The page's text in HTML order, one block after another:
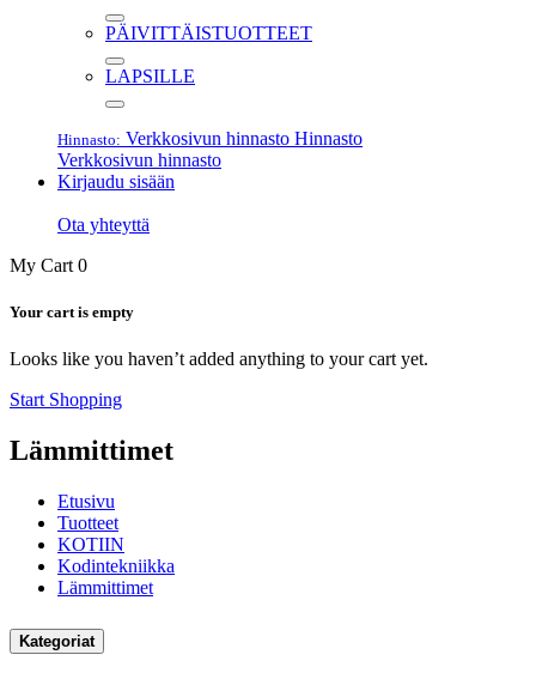
PÄIVITTÄISTUOTTEET
LAPSILLE
Hinnasto: Verkkosivun hinnasto Hinnasto
Verkkosivun hinnasto
Kirjaudu sisään
Ota yhteyttä
My Cart 0
Your cart is empty
Looks like you haven’t added anything to your cart yet.
Start Shopping
Lämmittimet
Etusivu
Tuotteet
KOTIIN
Kodintekniikka
Lämmittimet
Kategoriat